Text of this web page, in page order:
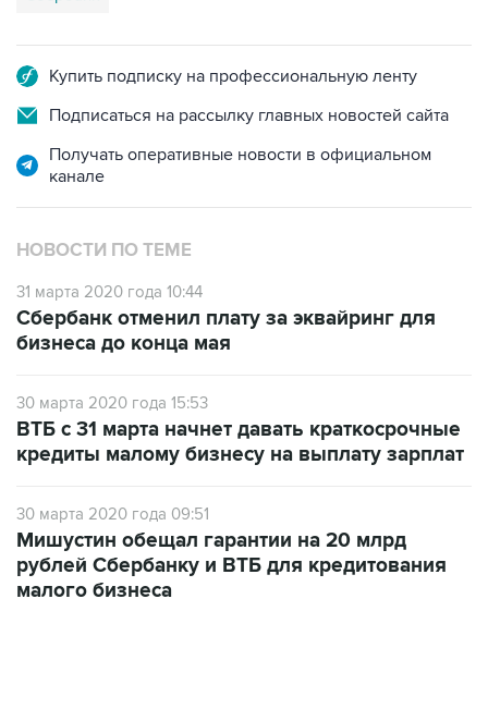
Подписаться на рассылку главных новостей сайта
Получать оперативные новости в официальном
НОВОСТИ ПО ТЕМЕ
31 марта 2020 года 10:44
бизнеса до конца мая
30 марта 2020 года 15:53
кредиты малому бизнесу на выплату зарплат
30 марта 2020 года 09:51
рублей Сбербанку и ВТБ для кредитования
малого бизнеса